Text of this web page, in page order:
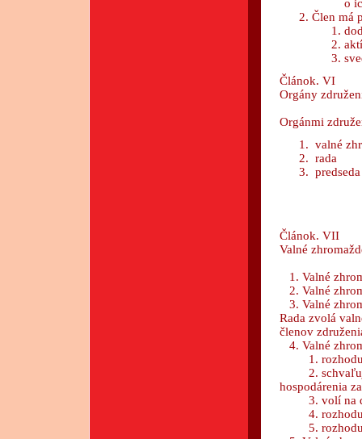
o
Člen má
Článok. VI
Orgány
Orgánmi
valné
rada
predseda
Článok. VII
Valné
1. Valné
2. Valné
3. Valné
Rada zvolá
členov
4. Valné
1. rozhoduje
2. schvaľuje
hospodárenia
3. volí na
4. rozhoduje
5. rozhoduje